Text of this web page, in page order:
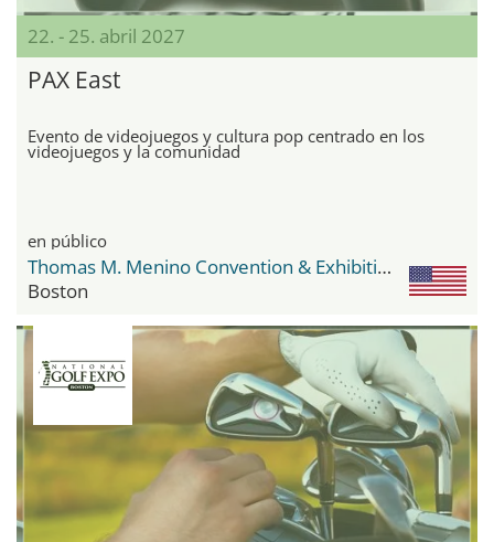
22. - 25. abril 2027
PAX East
Evento de videojuegos y cultura pop centrado en los
videojuegos y la comunidad
en público
Thomas M. Menino Convention & Exhibition Center
Boston